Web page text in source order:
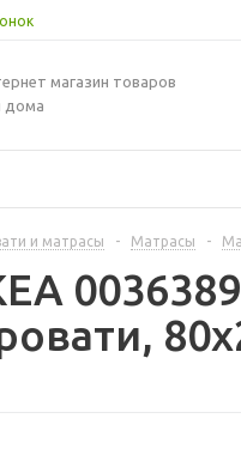
магазин товаров
дома
и матрасы - Матрасы -